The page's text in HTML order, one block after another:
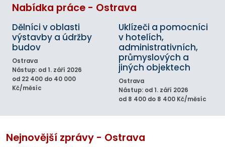
Nabídka práce - Ostrava
Dělníci v oblasti
výstavby a údržby
budov
Ostrava
Nástup: od 1. září 2026
od 22 400 do 40 000
Kč/měsíc
Uklízeči a pomocníci
v hotelích,
administrativních,
průmyslových a
jiných objektech
Ostrava
Nástup: od 1. září 2026
od 8 400 do 8 400 Kč/měsíc
Nejnovější zprávy - Ostrava